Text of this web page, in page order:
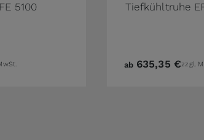
5100
Tiefkühltruhe
ab 635,35 €zzgl.